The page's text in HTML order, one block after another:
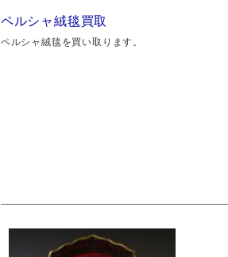
ペルシャ絨毯買取
ペルシャ絨毯を買い取ります。